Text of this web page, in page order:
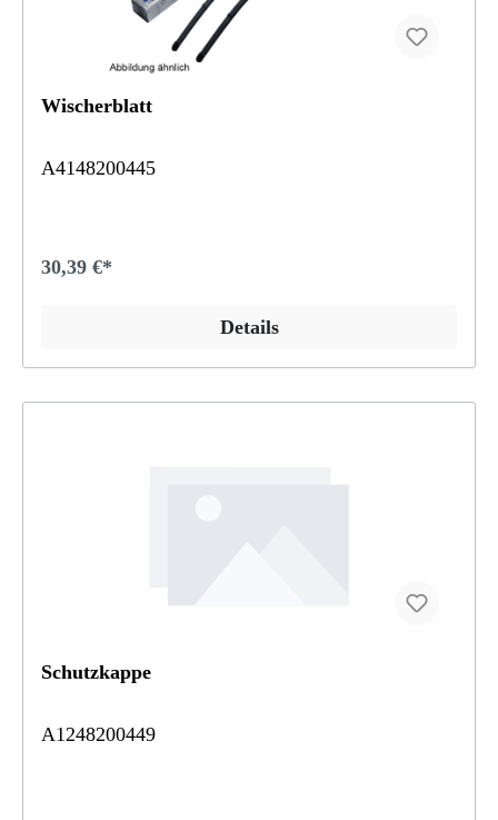
Wischerblatt
A4148200445
30,39 €*
Details
Schutzkappe
A1248200449